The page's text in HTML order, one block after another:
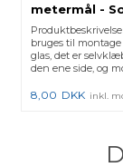
metermål -
bruges til
glas, det er
den ene side, og
8,00 DKK inkl.